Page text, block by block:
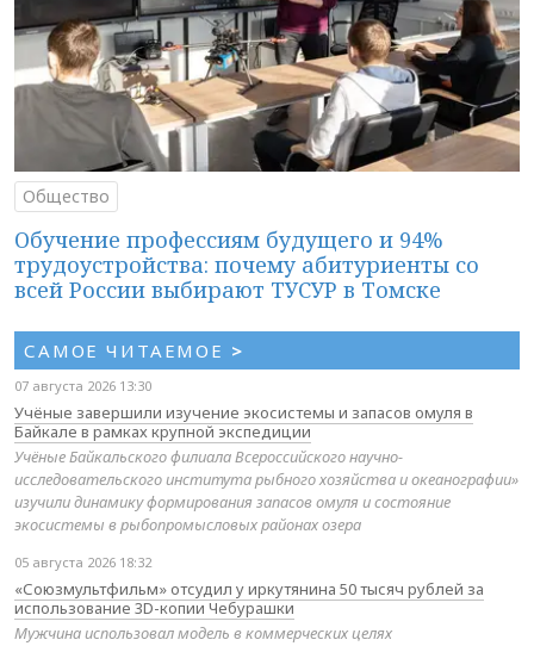
Общество
Обучение профессиям будущего и 94%
трудоустройства: почему абитуриенты со
всей России выбирают ТУСУР в Томске
САМОЕ ЧИТАЕМОЕ >
07 августа 2026 13:30
Учёные завершили изучение экосистемы и запасов омуля в
Байкале в рамках крупной экспедиции
Учёные Байкальского филиала Всероссийского научно-
исследовательского института рыбного хозяйства и океанографии»
изучили динамику формирования запасов омуля и состояние
экосистемы в рыбопромысловых районах озера
05 августа 2026 18:32
«Союзмультфильм» отсудил у иркутянина 50 тысяч рублей за
использование 3D-копии Чебурашки
Мужчина использовал модель в коммерческих целях